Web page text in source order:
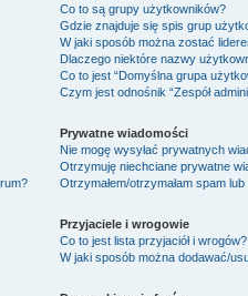
Co to są grupy użytkowników?
Gdzie znajduje się spis grup
W jaki sposób można zostać
Dlaczego niektóre nazwy
Co to jest “Domyślna grupa
Czym jest odnośnik “Zespół
Prywatne wiadomości
Nie mogę wysyłać prywatnych
Otrzymuję niechciane prywatne
Otrzymałem/otrzymałam spam
Przyjaciele i wrogowie
Co to jest lista przyjaciół i wrogów?
W jaki sposób można dodawać/